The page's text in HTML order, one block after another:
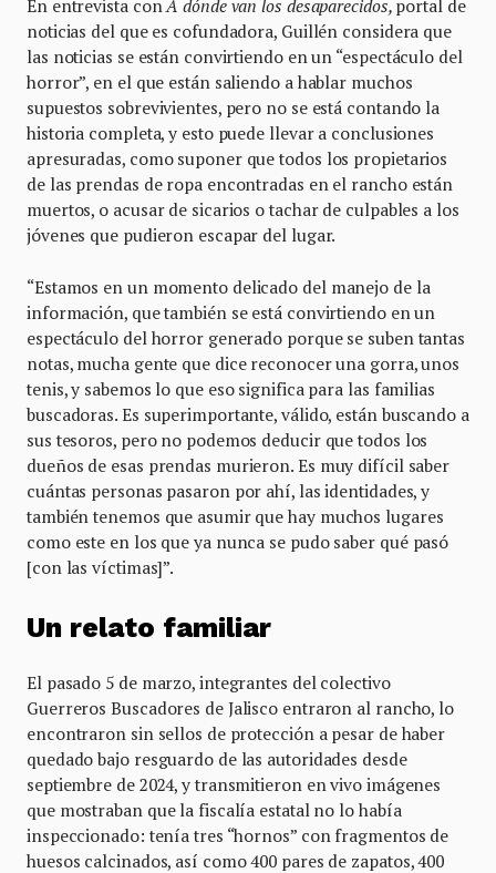
En entrevista conA dónde van los desaparecidos, portal de
noticias del que es cofundadora, Guillén considera que
las noticias se están convirtiendo en un “espectáculo del
horror”, en el que están saliendo a hablar muchos
supuestos sobrevivientes, pero no se está contando la
historia completa, y esto puede llevar a conclusiones
apresuradas, como suponer que todos los propietarios
de las prendas de ropa encontradas en el rancho están
muertos, o acusar de sicarios o tachar de culpables a los
jóvenes que pudieron escapar del lugar.
“Estamos en un momento delicado del manejo de la
información, que también se está convirtiendo en un
espectáculo del horror generado porque se suben tantas
notas, mucha gente que dice reconocer una gorra, unos
tenis, y sabemos lo que eso significa para las familias
buscadoras. Es superimportante, válido, están buscando a
sus tesoros, pero no podemos deducir que todos los
dueños de esas prendas murieron. Es muy difícil saber
cuántas personas pasaron por ahí, las identidades, y
también tenemos que asumir que hay muchos lugares
como este en los que ya nunca se pudo saber qué pasó
[con las víctimas]”.
Un relato familiar
El pasado 5 de marzo, integrantes del colectivo
Guerreros Buscadores de Jalisco entraron al rancho, lo
encontraron sin sellos de protección a pesar de haber
quedado bajo resguardo de las autoridades desde
septiembre de 2024, y transmitieron en vivo imágenes
que mostraban que la fiscalía estatal no lo había
inspeccionado: tenía tres “hornos” con fragmentos de
huesos calcinados, así como 400 pares de zapatos, 400